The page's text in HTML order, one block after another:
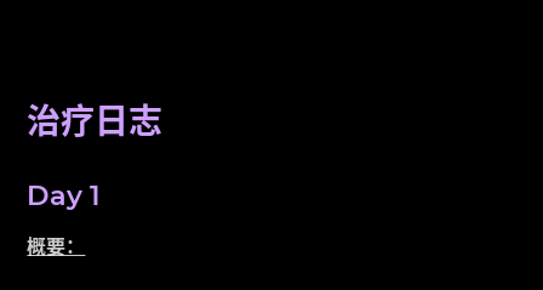
治疗日志
Day 1
概要：